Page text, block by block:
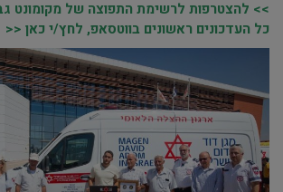
>> להצטרפות לרשימת התפוצה של מקומונט
כל העדכונים ראשונים בווטסאפ, לחץ/י כאן <<